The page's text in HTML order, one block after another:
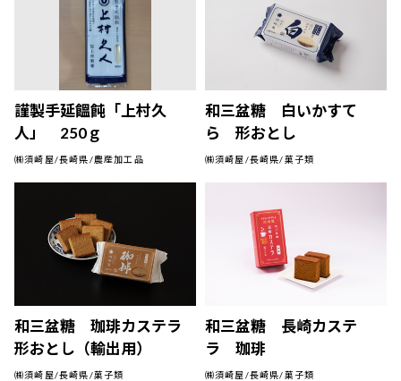
謹製手延饂飩「上村久
人」 250ｇ
㈱須崎屋/長崎県/農産加工品
和三盆糖 白いかすて
ら 形おとし
㈱須崎屋/長崎県/菓子類
和三盆糖 珈琲カステラ
形おとし（輸出用）
㈱須崎屋/長崎県/菓子類
和三盆糖 長崎カステ
ラ 珈琲
㈱須崎屋/長崎県/菓子類